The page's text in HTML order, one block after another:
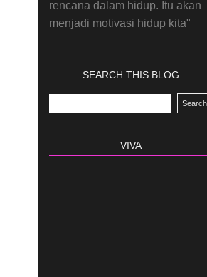
rencana dalam hidup. Itu akan
menjadi motivasi hidup kita"
SEARCH THIS BLOG
VIVA